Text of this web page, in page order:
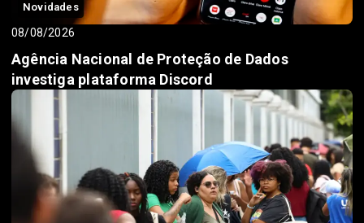
Novidades
08/08/2026
Agência Nacional de Proteção de Dados
investiga plataforma Discord